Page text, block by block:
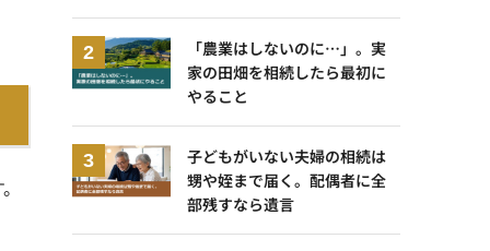
「農業はしないのに…」。実
家の田畑を相続したら最初に
やること
子どもがいない夫婦の相続は
甥や姪まで届く。配偶者に全
部残すなら遺言